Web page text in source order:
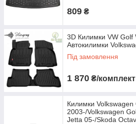
якість та доступну ціну.
Виберіть автокиликми, які ідеально
на кожному кілометрі дороги!
809 ₴
3D Килимки VW Golf
Автокилимки
Під замовлення
1 870 ₴/комплект
Килимки Volkswagen
2003-/Volkswagen
Jetta 05-/Skoda